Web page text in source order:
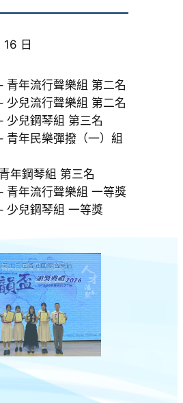
日
青年流行聲樂組 第二名
少兒流行聲樂組 第二名
少兒鋼琴組 第三名
青年民樂彈撥（一）組
年鋼琴組 第三名
青年流行聲樂組 一等獎
少兒鋼琴組 一等獎